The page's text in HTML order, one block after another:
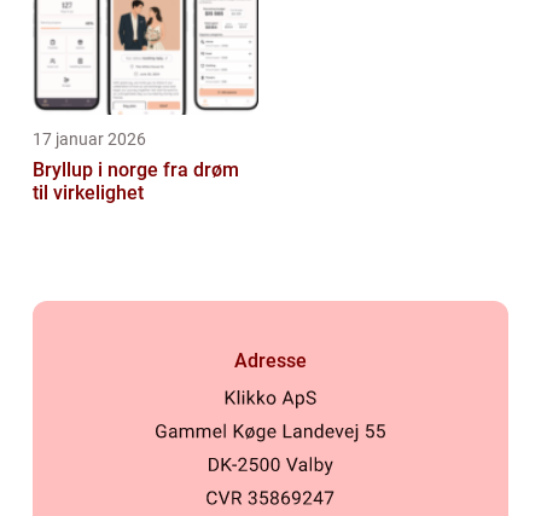
17 januar 2026
Bryllup i norge fra drøm
til virkelighet
Adresse